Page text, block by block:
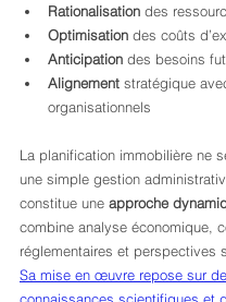
Rationalisation des
Optimisation des coûts
Anticipation des besoins
Alignement stratégique
organisationnels
La planification immobilière ne
une simple gestion
constitue une approche
combine analyse économique,
réglementaires et perspectives
Sa mise en œuvre repose sur